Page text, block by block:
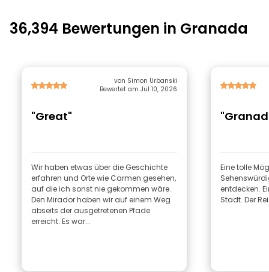
36,394 Bewertungen in Granada
von Simon Urbanski
Bewertet am Jul 10, 2026
"Great"
Wir haben etwas über die Geschichte
erfahren und Orte wie Carmen gesehen,
auf die ich sonst nie gekommen wäre.
Den Mirador haben wir auf einem Weg
abseits der ausgetretenen Pfade
erreicht. Es war...
Eine tolle
entdecken.
Stadt. Der